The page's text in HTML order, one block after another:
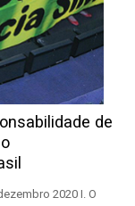
de
2020 I. O